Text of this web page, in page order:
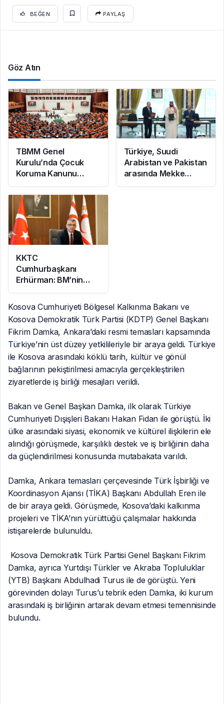
BEĞEN PAYLAŞ
Göz Atın
TBMM Genel
Kurulu’nda Çocuk
Koruma Kanunu
teklifinde yeni
maddeler kabul edildi
Türkiye, Suudi
Arabistan ve Pakistan
arasında Mekke
Ortak Savunma
KKTC
Cumhurbaşkanı
Erhürman: BM’nin
Mayın Temizleme
Önerisi Rum
Tarafınca Reddedildi
Kosova Cumhuriyeti Bölgesel Kalkınma Bakanı ve
Kosova Demokratik Türk Partisi (KDTP) Genel Başkanı
Fikrim Damka, Ankara’daki resmi temasları kapsamında
Türkiye’nin üst düzey yetkilileriyle bir araya geldi. Türkiye
ile Kosova arasındaki köklü tarih, kültür ve gönül
bağlarının pekiştirilmesi amacıyla gerçekleştirilen
ziyaretlerde iş birliği mesajları verildi.
Bakan ve Genel Başkan Damka, ilk olarak Türkiye
Cumhuriyeti Dışişleri Bakanı Hakan Fidan ile görüştü. İki
ülke arasındaki siyasi, ekonomik ve kültürel ilişkilerin ele
alındığı görüşmede, karşılıklı destek ve iş birliğinin daha
da güçlendirilmesi konusunda mutabakata varıldı.
Damka, Ankara temasları çerçevesinde Türk İşbirliği ve
Koordinasyon Ajansı (TİKA) Başkanı Abdullah Eren ile
de bir araya geldi. Görüşmede, Kosova’daki kalkınma
projeleri ve TİKA’nın yürüttüğü çalışmalar hakkında
istişarelerde bulunuldu.
Kosova Demokratik Türk Partisi Genel Başkanı Fikrim
Damka, ayrıca Yurtdışı Türkler ve Akraba Topluluklar
(YTB) Başkanı Abdulhadi Turus ile de görüştü. Yeni
görevinden dolayı Turus’u tebrik eden Damka, iki kurum
arasındaki iş birliğinin artarak devam etmesi temennisinde
bulundu.